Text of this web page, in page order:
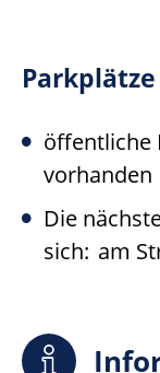
Parkplätze
öffentliche
vorhanden
Die
sich: am